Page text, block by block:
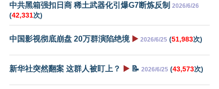
中共黑箱强扣日商 稀土武器化引爆G7断炼反制 2026/6/26
(42,331次)
中国影视彻底崩盘 20万群演陷绝境 ▶️ 2026/6/25 (51,983次)
新华社突然翻案 这群人被盯上？ ▶️ 📝 2026/6/25 (43,573次)